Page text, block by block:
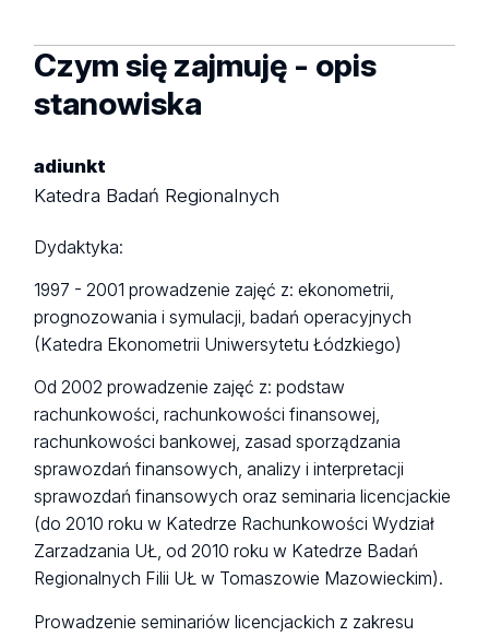
Czym się zajmuję - opis
stanowiska
adiunkt
Katedra Badań Regionalnych
Dydaktyka:
1997 - 2001 prowadzenie zajęć z: ekonometrii,
prognozowania i symulacji, badań operacyjnych
(Katedra Ekonometrii Uniwersytetu Łódzkiego)
Od 2002 prowadzenie zajęć z: podstaw
rachunkowości, rachunkowości finansowej,
rachunkowości bankowej, zasad sporządzania
sprawozdań finansowych, analizy i interpretacji
sprawozdań finansowych oraz seminaria licencjackie
(do 2010 roku w Katedrze Rachunkowości Wydział
Zarzadzania UŁ, od 2010 roku w Katedrze Badań
Regionalnych Filii UŁ w Tomaszowie Mazowieckim).
Prowadzenie seminariów licencjackich z zakresu